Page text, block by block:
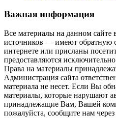
Важная информация
Все материалы на данном сайте
источников — имеют обратную
интернете или присланы
предоставляются
Права на материалы
Администрация сайта
материала не несет. Если Вы
материалы, которые нарушают
принадлежащие Вам, Вашей
пожалуйста, сообщите нам